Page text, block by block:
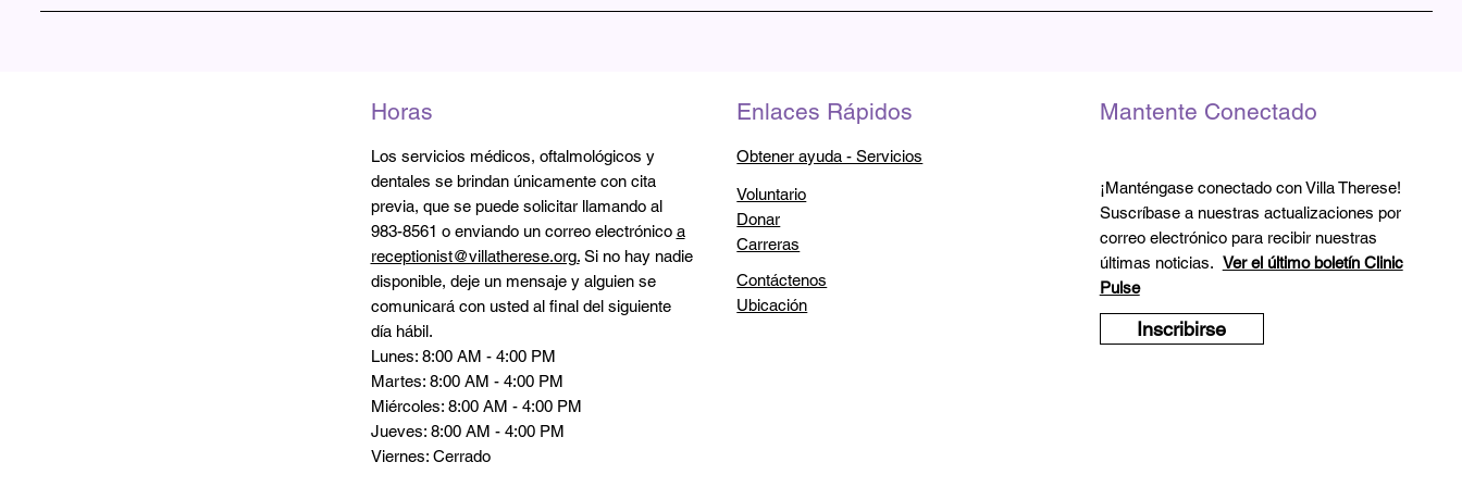
La Clínica cuenta con la licencia del Departamento de Salud de Nuevo México como centro de diagnóstico y tratamiento limitado y con la licencia de la Junta de Farmacia de Nuevo
Horas
Los servicios médicos, oftalmológicos y
dentales se brindan únicamente con cita
previa, que se puede solicitar llamando al
983-8561 o enviando un correo electrónico a
receptionist@villatherese.org.Si no hay nadie
disponible, deje un mensaje y alguien se
comunicará con usted al final del siguiente
día hábil.
Lunes: 8:00 AM - 4:00 PM
Martes: 8:00 AM - 4:00 PM
Miércoles: 8:00 AM - 4:00 PM
Jueves: 8:00 AM - 4:00 PM
Viernes: Cerrado
Enlaces Rápidos
Obtener ayuda - Servicios
Voluntario
Donar
Carreras
Contáctenos
Ubicación
Mantente Conectado
¡Manténgase conectado con Villa Therese!
Suscríbase a nuestras actualizaciones por
correo electrónico para recibir nuestras
últimas noticias. Ver el último boletín Clinic
Pulse
Inscribirse